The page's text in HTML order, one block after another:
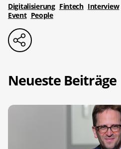
Digitalisierung Fintech Interview
Event People
Neueste Beiträge